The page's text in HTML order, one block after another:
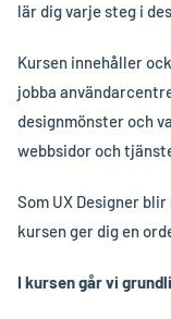
lär dig varje steg i
Kursen innehåller
jobba
designmönster och
webbsidor och
Som UX Designer
kursen ger dig en
I kursen går vi